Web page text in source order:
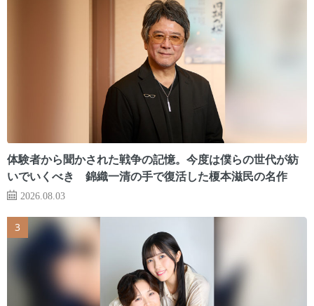
体験者から聞かされた戦争の記憶。今度は僕らの世代が紡
いでいくべき 錦織一清の手で復活した榎本滋民の名作
2026.08.03